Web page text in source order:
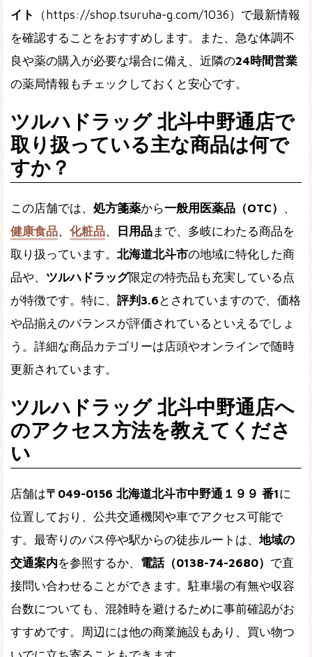
イト
（https://shop.tsuruha-g.com/1036）で最新情報
を確認することをおすすめします。また、急な体調不
良や薬の購入が必要な場合に備え、近隣の24時間営業
の薬局情報もチェックしておくと安心です。
ツルハドラッグ 北斗中野通店で
取り扱っている主な商品は何で
すか？
この店舗では、 処方箋薬から一般用医薬品（OTC） 、
健康食品、 化粧品、 日用品まで、多岐にわたる商品を
取り扱っています。 北海道北斗市の地域に特化した商
品や、 ツルハドラッグ限定の特売品も充実している点
が特徴です。特に、 評判3.6 とされていますので、価格
や品揃えのバランスが評価されているといえるでしょ
う。詳細な商品カテゴリーは店頭やオンラインで随時
更新されています。
ツルハドラッグ 北斗中野通店へ
のアクセス方法を教えてくださ
い
店舗は〒049-0156 北海道北斗市中野通１９９ 番1に
位置しており、公共交通機関や車でアクセス可能で
す。最寄りのバス停や駅からの徒歩ルートは、 地域の
交通案内を参照するか、 電話（0138-74-2680） で直
接問い合わせることができます。駐車場の有無や収容
台数についても、混雑時を避けるために事前確認がお
すすめです。周辺には他の商業施設もあり、買い物つ